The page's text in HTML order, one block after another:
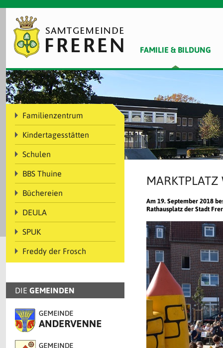
FAMILIE & BILDUNG
Familienzentrum
Kindertagesstätten
Schulen
BBS Thuine
Büchereien
DEULA
SPUK
Freddy der Frosch
DIE GEMEINDEN
Am 19. September 2018
Rathausplatz der Stadt